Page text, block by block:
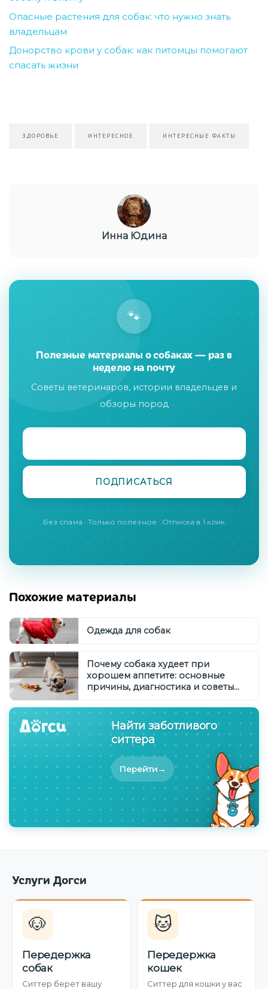
Опасные растения для собак: что нужно знать
владельцам
Донорство крови у собак: как питомцы помогают
спасать жизни
ЗДОРОВЬЕ ИНТЕРЕСНОЕ ИНТЕРЕСНЫЕ ФАКТЫ
Инна Юдина
🐾
Полезные материалы о собаках — раз в
неделю на почту
Советы ветеринаров, истории владельцев и
обзоры пород
Без спама · Только полезное · Отписка в 1 клик
Похожие материалы
Одежда для собак
Почему собака худеет при
хорошем аппетите: основные
причины, диагностика и советы
Найти заботливого
ситтера
Перейти→
Услуги Догси
🐶
Передержка
собак
Ситтер берёт вашу
🐱
Передержка
кошек
Ситтер для кошки у вас